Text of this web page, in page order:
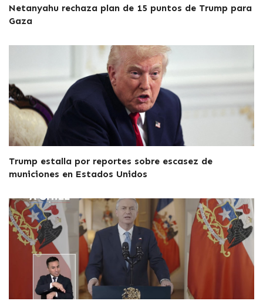
Netanyahu rechaza plan de 15 puntos de Trump para
Gaza
Trump estalla por reportes sobre escasez de
municiones en Estados Unidos